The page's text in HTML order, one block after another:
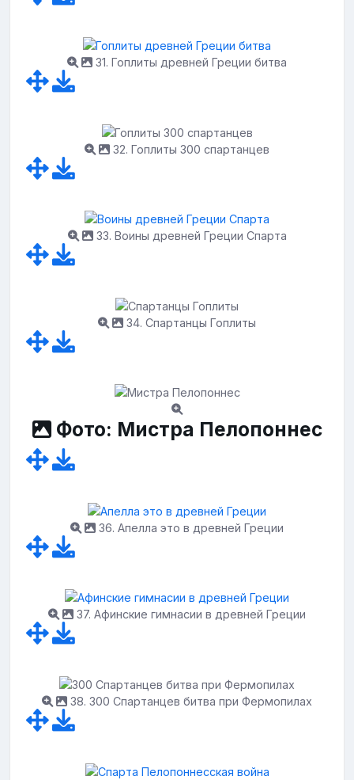
31. Гоплиты древней Греции битва
32. Гоплиты 300 спартанцев
33. Воины древней Греции Спарта
34. Спартанцы Гоплиты
Фото: Мистра Пелопоннес
36. Апелла это в древней Греции
37. Афинские гимнасии в древней Греции
38. 300 Спартанцев битва при Фермопилах